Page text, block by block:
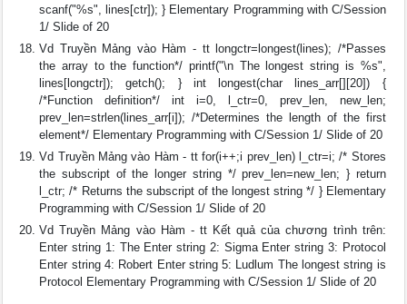
scanf("%s", lines[ctr]); } Elementary Programming with C/Session
1/ Slide of 20
Vd Truyền Mảng vào Hàm - tt longctr=longest(lines); /*Passes
the array to the function*/ printf("\n The longest string is %s",
lines[longctr]); getch(); } int longest(char lines_arr[][20]) {
/*Function definition*/ int i=0, l_ctr=0, prev_len, new_len;
prev_len=strlen(lines_arr[i]); /*Determines the length of the first
element*/ Elementary Programming with C/Session 1/ Slide of 20
Vd Truyền Mảng vào Hàm - tt for(i++;i prev_len) l_ctr=i; /* Stores
the subscript of the longer string */ prev_len=new_len; } return
l_ctr; /* Returns the subscript of the longest string */ } Elementary
Programming with C/Session 1/ Slide of 20
Vd Truyền Mảng vào Hàm - tt Kết quả của chương trình trên:
Enter string 1: The Enter string 2: Sigma Enter string 3: Protocol
Enter string 4: Robert Enter string 5: Ludlum The longest string is
Protocol Elementary Programming with C/Session 1/ Slide of 20